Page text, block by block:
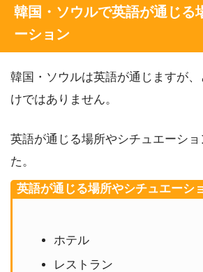
韓国・ソウルで英語が通じる
ーション
韓国・ソウルは英語が通じますが
けではありません。
英語が通じる場所やシチュエーシ
た。
英語が通じる場所やシチュエーシ
ホテル
レストラン